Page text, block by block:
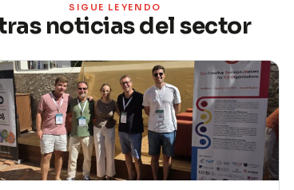
SIGUE LEYENDO
noticias del sector